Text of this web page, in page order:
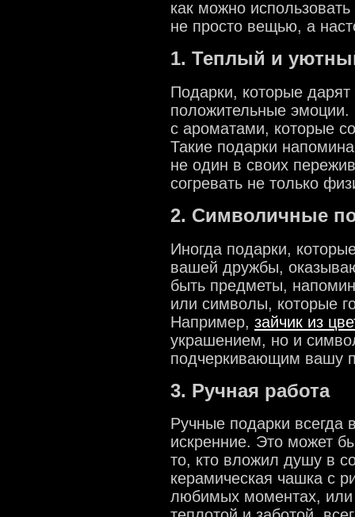
как можно
не просто вещью, а
1. Теплый и
Подарки, которые
положительные эмоции.
с ароматами, которые
Такие подарки
не один в своих
согревать не только
2. Символичные
Иногда подарки,
вашей дружбы,
быть предметы,
или символы, которые
Например, зайчик из
украшением, но и
подчеркивающим вашу
3. Ручная работа
Ручные подарки всегда
искренние. Это может
то, кто вложил душу в
керамическая чашка с
любимых моментах,